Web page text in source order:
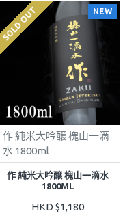
NEW
SOLD OUT
作 純米大吟醸 槐山一滴
水 1800ml
作 純米大吟醸 槐山一滴水
1800ML
HKD $1,180